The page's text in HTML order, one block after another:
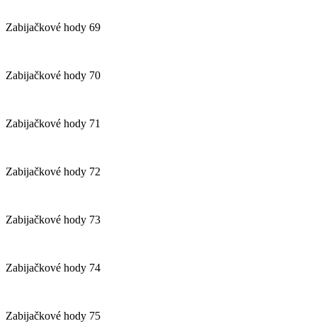
Zabijačkové hody 69
Zabijačkové hody 70
Zabijačkové hody 71
Zabijačkové hody 72
Zabijačkové hody 73
Zabijačkové hody 74
Zabijačkové hody 75